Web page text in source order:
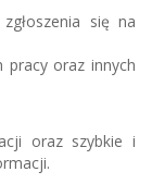
się na
pracy oraz innych
oraz szybkie i